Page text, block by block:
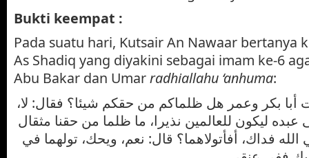
Bukti keempat :
Pada suatu hari, Kutsair An Nawaar bertanya
As Shadiq yang diyakini sebagai imam ke-6
Abu Bakar dan Umarradhiallahu ‘anhuma:
أبا بكر وعمر هل ظلماكم من حقكم شيئا؟ فقال: لا،
ليكون للعالمين نذيرا، ما ظلما من حقنا مثقال
فداك، أفأتولاهما؟ قال: نعم، ويحك، تولهما في